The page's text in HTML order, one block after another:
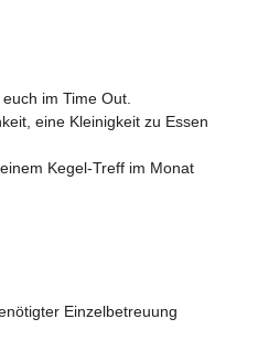
im Time Out.
eine Kleinigkeit zu Essen
Kegel-Treff im Monat
Einzelbetreuung